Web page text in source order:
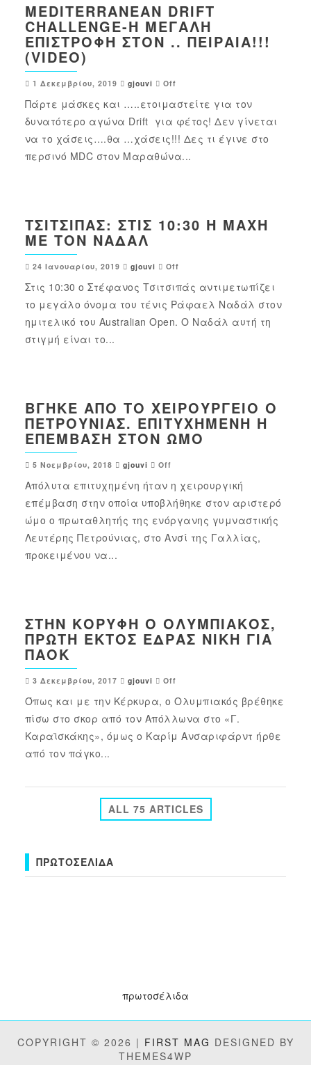
MEDITERRANEAN DRIFT
CHALLENGE-Η ΜΕΓΆΛΗ
ΕΠΙΣΤΡΟΦΉ ΣΤΟΝ .. ΠΕΙΡΑΙΆ!!!
(VIDEO)
1 Δεκεμβρίου, 2019 gjouvi Off
Πάρτε μάσκες και …..ετοιμαστείτε για τον
δυνατότερο αγώνα Drift για φέτος! Δεν γίνεται
να το χάσεις….θα …χάσεις!!! Δες τι έγινε στο
περσινό MDC στον Μαραθώνα...
ΤΣΙΤΣΙΠΆΣ: ΣΤΙΣ 10:30 Η ΜΆΧΗ
ΜΕ ΤΟΝ ΝΑΔΆΛ
24 Ιανουαρίου, 2019 gjouvi Off
Στις 10:30 ο Στέφανος Τσιτσιπάς αντιμετωπίζει
το μεγάλο όνομα του τένις Ράφαελ Ναδάλ στον
ημιτελικό του Australian Open. Ο Ναδάλ αυτή τη
στιγμή είναι το...
ΒΓΉΚΕ ΑΠΌ ΤΟ ΧΕΙΡΟΥΡΓΕΊΟ Ο
ΠΕΤΡΟΎΝΙΑΣ. ΕΠΙΤΥΧΗΜΈΝΗ Η
ΕΠΈΜΒΑΣΗ ΣΤΟΝ ΏΜΟ
5 Νοεμβρίου, 2018 gjouvi Off
Απόλυτα επιτυχημένη ήταν η χειρουργική
επέμβαση στην οποία υποβλήθηκε στον αριστερό
ώμο ο πρωταθλητής της ενόργανης γυμναστικής
Λευτέρης Πετρούνιας, στο Ανσί της Γαλλίας,
προκειμένου να...
ΣΤΗΝ ΚΟΡΥΦΉ Ο ΟΛΥΜΠΙΑΚΌΣ,
ΠΡΏΤΗ ΕΚΤΌΣ ΈΔΡΑΣ ΝΊΚΗ ΓΙΑ
ΠΑΟΚ
3 Δεκεμβρίου, 2017 gjouvi Off
Όπως και με την Κέρκυρα, ο Ολυμπιακός βρέθηκε
πίσω στο σκορ από τον Απόλλωνα στο «Γ.
Καραϊσκάκης», όμως ο Καρίμ Ανσαριφάρντ ήρθε
από τον πάγκο...
ALL 75 ARTICLES
ΠΡΩΤΟΣΈΛΙΔΑ
πρωτοσέλιδα
COPYRIGHT © 2026 | FIRST MAG DESIGNED BY
THEMES4WP